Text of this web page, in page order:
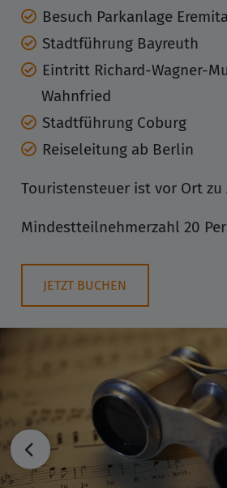
Besuch Parkanlage
Stadtführung Bayreuth
Eintritt Richard-Wagner-
Wahnfried
Stadtführung Coburg
Reiseleitung ab Berlin
Touristensteuer ist vor Ort zu
Mindestteilnehmerzahl 20
JETZT BUCHEN